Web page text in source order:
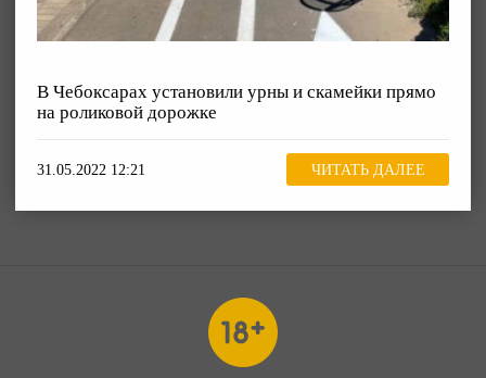
В Чебоксарах установили урны и скамейки прямо
на роликовой дорожке
31.05.2022 12:21 ЧИТАТЬ ДАЛЕЕ